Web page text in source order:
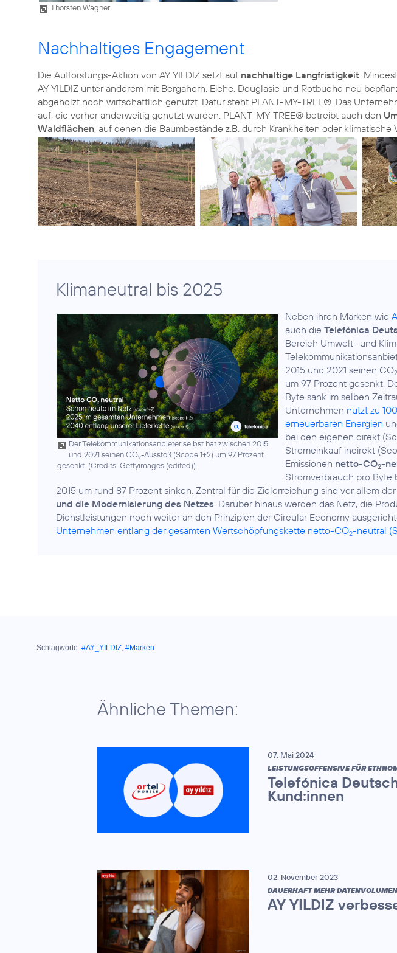
Thorsten Wagner
Nachhaltiges Engagement
Die Aufforstungs-Aktion von AY YILDIZ setzt auf nachhaltige Langfristigkeit .
AY YILDIZ unter anderem mit Bergahorn, Eiche, Douglasie und Rotbuche neu
abgeholzt noch wirtschaftlich genutzt. Dafür steht PLANT-MY-TREE®. Das
auf, die vorher anderweitig genutzt wurden. PLANT-MY-TREE® betreibt auch den
Waldflächen, auf denen die Baumbestände z.B. durch Krankheiten oder klimatische
Klimaneutral bis 2025
Der Telekommunikationsanbieter selbst hat zwischen 2015
und 2021 seinen CO2-Ausstoß (Scope 1+2) um 97 Prozent
gesenkt. (Credits: Gettyimages (edited))
Neben ihren Marken wie
auch die Telefónica
Bereich Umwelt- und
2015 und 2021 seinen CO2
um 97 Prozent gesenkt.
Byte sank im selben
Unternehmen nutzt zu
erneuerbaren Energien
bei den eigenen direkt
Stromeinkauf indirekt
Emissionen netto-CO2-
Stromverbrauch pro Byte
2015 um rund 87 Prozent sinken. Zentral für die Zielerreichung sind vor allem der
und die Modernisierung des Netzes. Darüber hinaus werden das Netz, die
Dienstleistungen noch weiter an den Prinzipien der Circular Economy
Unternehmen entlang der gesamten Wertschöpfungskette netto-CO2-neutral
Schlagworte: #AY_YILDIZ, #Marken
Ähnliche Themen:
07. Mai 2024
LEISTUNGSOFFENSIVE FÜR
Telefónica
Kund:innen
02. November 2023
DAUERHAFT MEHR
AY YILDIZ